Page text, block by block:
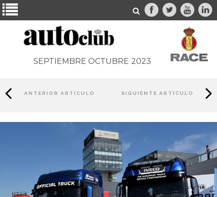
SEPTIEMBRE OCTUBRE 2023
ANTERIOR ARTÍCULO SIGUIENTE ARTÍCULO